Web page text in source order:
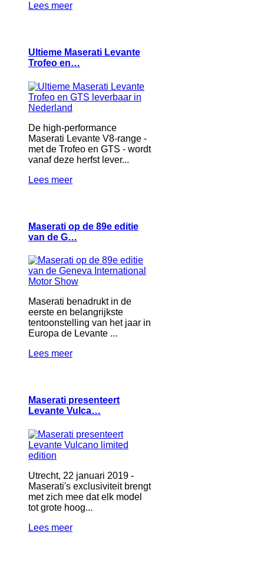
Lees meer
Ultieme Maserati Levante
Trofeo en…
De high-performance
Maserati Levante V8-range -
met de Trofeo en GTS - wordt
vanaf deze herfst lever...
Lees meer
Maserati op de 89e editie
van de G…
Maserati benadrukt in de
eerste en belangrijkste
tentoonstelling van het jaar in
Europa de Levante ...
Lees meer
Maserati presenteert
Levante Vulca…
Utrecht, 22 januari 2019 -
Maserati's exclusiviteit brengt
met zich mee dat elk model
tot grote hoog...
Lees meer